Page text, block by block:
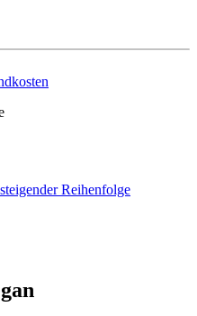
Reihenfolge